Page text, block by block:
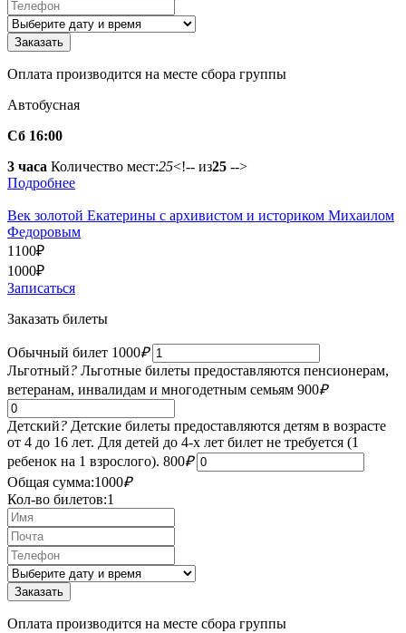
Оплата производится на месте сбора группы
Автобусная
Сб 16:00
3 часа Количество мест:25<!-- из25 -->
Подробнее
Век золотой Екатерины с архивистом и историком Михаилом
Федоровым
1100₽
1000₽
Записаться
Заказать билеты
Обычный билет 1000₽
Льготный? Льготные билеты предоставляются пенсионерам,
ветеранам, инвалидам и многодетным семьям 900₽
Детский? Детские билеты предоставляются детям в возрасте
от 4 до 16 лет. Для детей до 4-х лет билет не требуется (1
ребенок на 1 взрослого). 800₽
Общая сумма:1000₽
Кол-во билетов:1
Оплата производится на месте сбора группы